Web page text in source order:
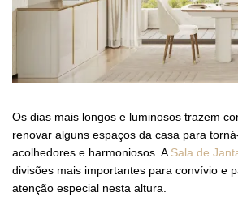
Os dias mais longos e luminosos trazem
renovar alguns espaços da casa para
acolhedores e harmoniosos. A Sala de
divisões mais importantes para convívio e
atenção especial nesta altura.